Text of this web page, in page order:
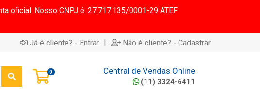
oficial. Nosso CNPJ é: 27.717.135/0001-29 ATEF
Já é cliente? - Entrar | Não é cliente? - Cadastrar
0 Central de Vendas Online
(11) 3324-6411